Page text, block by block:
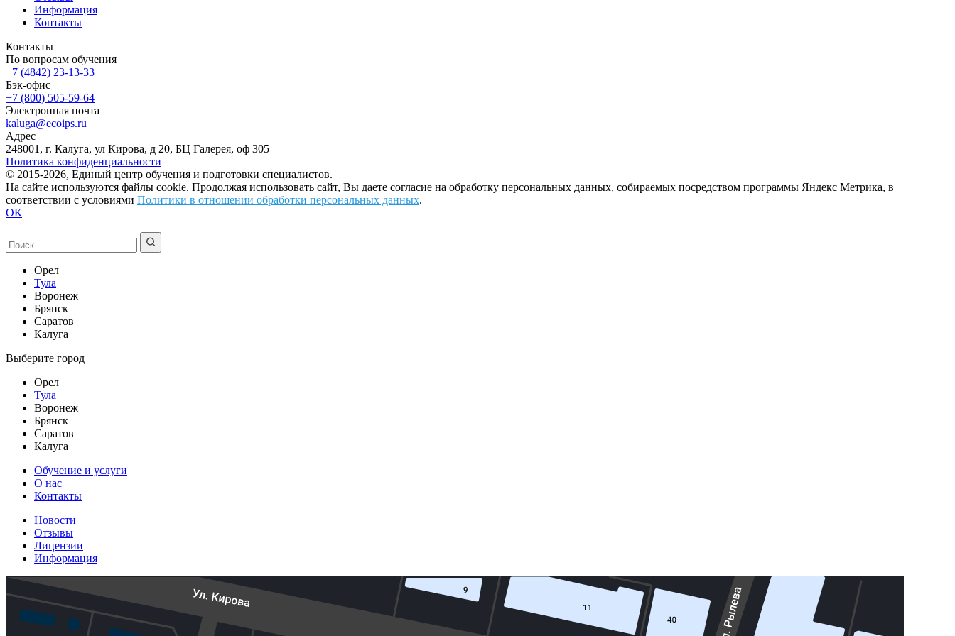
Информация
Контакты
Контакты
По вопросам обучения
+7 (4842) 23-13-33
Бэк-офис
+7 (800) 505-59-64
Электронная почта
kaluga@ecoips.ru
Адрес
248001, г. Калуга, ул Кирова, д 20, БЦ Галерея, оф 305
Политика конфиденциальности
© 2015-2026, Единый центр обучения и подготовки специалистов.
На сайте используются файлы cookie. Продолжая использовать сайт, Вы даете согласие на обработку персональных данных, собираемых посредством программы Яндекс Метрика, в
соответствии с условиями Политики в отношении обработки персональных данных.
ОК
Орел
Тула
Воронеж
Брянск
Саратов
Калуга
Выберите город
Орел
Тула
Воронеж
Брянск
Саратов
Калуга
Обучение и услуги
О нас
Контакты
Новости
Отзывы
Лицензии
Информация